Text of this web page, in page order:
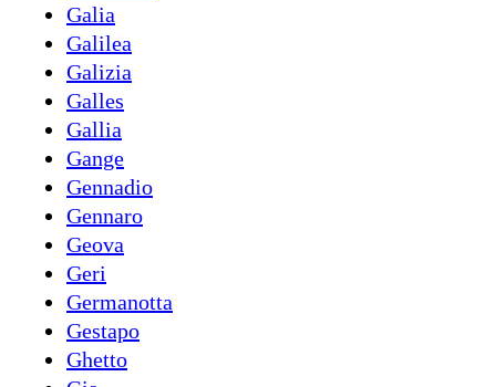
Galia
Galilea
Galizia
Galles
Gallia
Gange
Gennadio
Gennaro
Geova
Geri
Germanotta
Gestapo
Ghetto